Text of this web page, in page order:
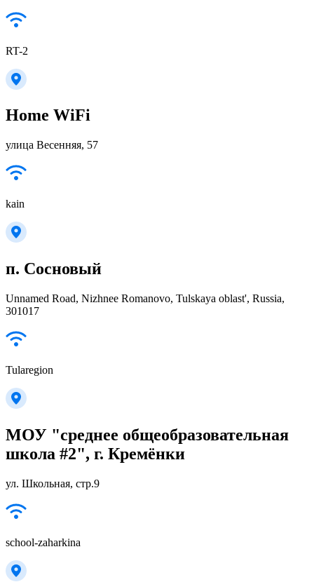
RT-2
Home WiFi
улица Весенняя, 57
kain
п. Сосновый
Unnamed Road, Nizhnee Romanovo, Tulskaya oblast', Russia,
301017
Tularegion
МОУ "среднее общеобразовательная
школа #2", г. Кремёнки
ул. Школьная, стр.9
school-zaharkina